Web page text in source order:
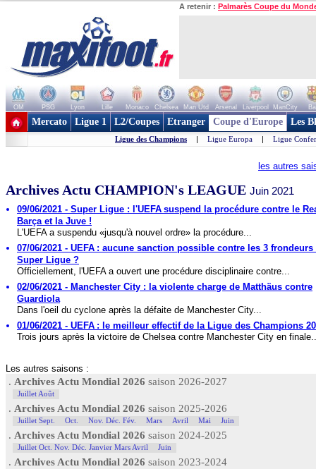
A retenir : Palmarès Coupe du
OM PSG Lyon Lille Monaco Chelsea Man Utd Arsenal Liverpool ManCity
+ de clubs
Mercato Ligue 1 L2/Coupes Etranger Coupe d'Europe Les
Ligue des Champions | Ligue Europa | Ligue
les autres
Archives Actu CHAMPION's LEAGUE Juin 2021
09/06/2021 - Super Ligue : l'UEFA suspend la procédure contre le
Barça et la Juve !
L'UEFA a suspendu «jusqu'à nouvel ordre» la procédure...
07/06/2021 - UEFA : aucune sanction possible contre les 3 frondeurs
Super Ligue ?
Officiellement, l'UEFA a ouvert une procédure disciplinaire contre...
02/06/2021 - Manchester City : la violente charge de Matthäus contre
Guardiola
Dans l'oeil du cyclone après la défaite de Manchester City...
01/06/2021 - UEFA : le meilleur effectif de la Ligue des Champions
Trois jours après la victoire de Chelsea contre Manchester City en
Les autres saisons :
. Archives Actu Mondial 2026 saison 2026-2027
Juillet Août
. Archives Actu Mondial 2026 saison 2025-2026
Juillet Sept. Oct. Nov. Déc. Fév. Mars Avril Mai Juin
. Archives Actu Mondial 2026 saison 2024-2025
Juillet Oct. Nov. Déc. Janvier Mars Avril Juin
. Archives Actu Mondial 2026 saison 2023-2024